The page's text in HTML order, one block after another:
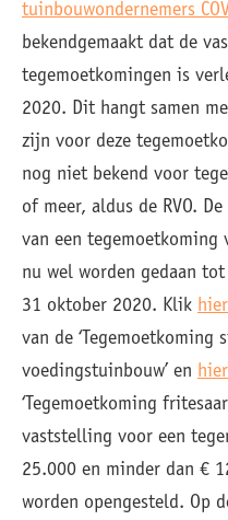
tuinbouwondernemers
bekendgemaakt dat de
tegemoetkomingen is
2020. Dit hangt samen
zijn voor deze
nog niet bekend voor
of meer, aldus de RVO.
van een tegemoetkoming
nu wel worden gedaan
31 oktober 2020. Klik hier
van de ‘Tegemoetkoming
voedingstuinbouw’ en hier
‘Tegemoetkoming
vaststelling voor een
25.000 en minder dan €
worden opengesteld. Op